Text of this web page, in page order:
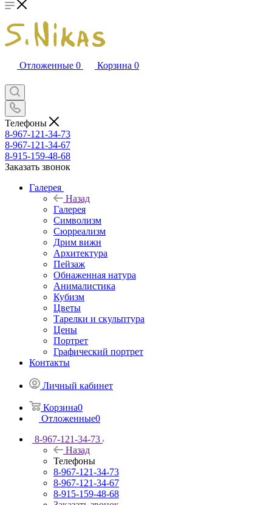
Отложенные 0 Корзина 0
Телефоны
8-967-121-34-73
8-967-121-34-67
8-915-159-48-68
Заказать звонок
Галерея
Назад
Галерея
Символизм
Сюрреализм
Дрим вижн
Архитектура
Пейзаж
Обнаженная натура
Анималистика
Кубизм
Цветы
Тарелки и скульптура
Цены
Портрет
Графический портрет
Контакты
Личный кабинет
Корзина0
Отложенные0
8-967-121-34-73
Назад
Телефоны
8-967-121-34-73
8-967-121-34-67
8-915-159-48-68